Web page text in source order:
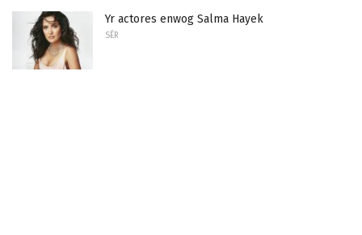
Yr actores enwog Salma Hayek
SÊR